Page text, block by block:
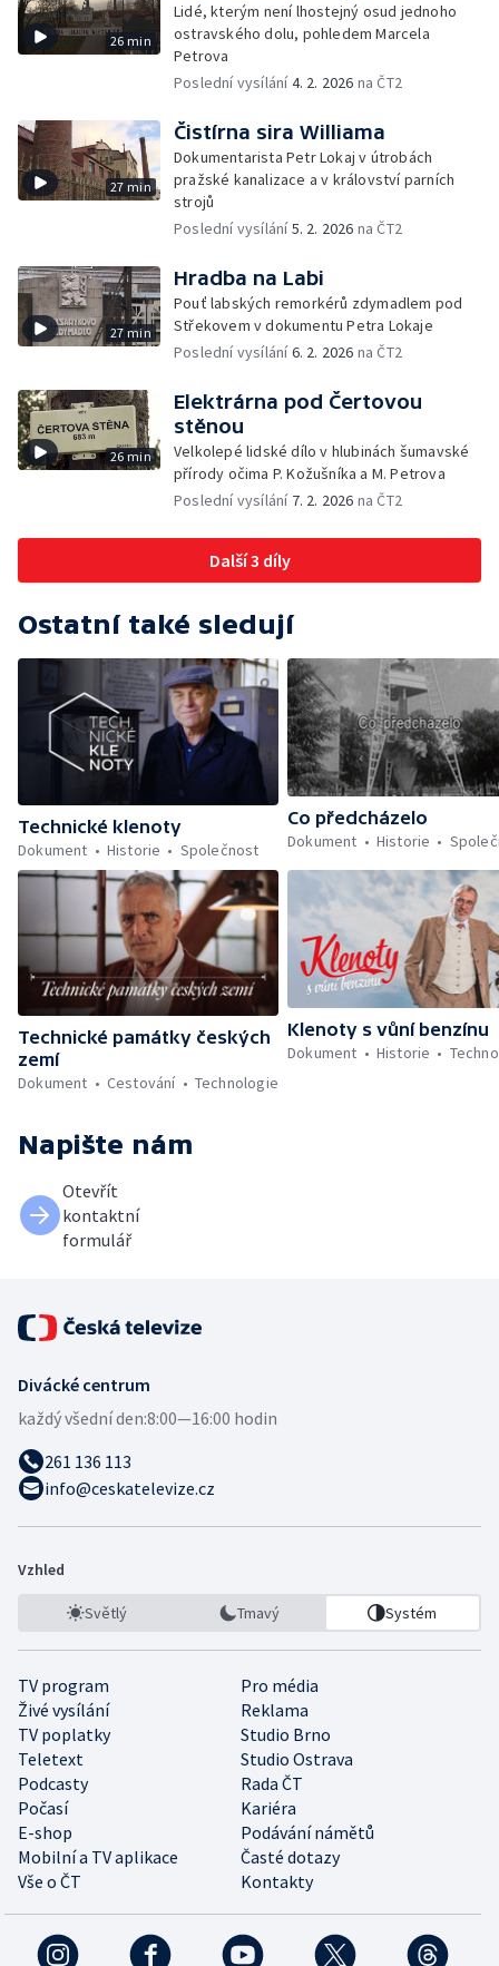
26 min
Lidé, kterým není lhostejný osud jednoho
ostravského dolu, pohledem Marcela
Petrova
Poslední vysílání4. 2. 2026 na ČT2
27 min
Čistírna sira Williama
Dokumentarista Petr Lokaj v útrobách
pražské kanalizace a v království parních
strojů
Poslední vysílání5. 2. 2026 na ČT2
27 min
Hradba na Labi
Pouť labských remorkérů zdymadlem pod
Střekovem v dokumentu Petra Lokaje
Poslední vysílání6. 2. 2026 na ČT2
26 min
Elektrárna pod Čertovou
stěnou
Velkolepé lidské dílo v hlubinách šumavské
přírody očima P. Kožušníka a M. Petrova
Poslední vysílání 7. 2. 2026 na ČT2
Další 3 díly
Ostatní také sledují
Technické klenoty
Dokument
Historie Společnost
Co předcházelo
Dokument
Historie
Technické památky českých
zemí
Dokument
Cestování Technologie
Klenoty s vůní benzínu
Dokument
Historie
Napište nám
Otevřít
kontaktní
formulář
Divácké centrum
každý všední den:8:00—16:00 hodin
261 136 113
info@ceskatelevize.cz
Vzhled
Světlý Tmavý Systém
TV program
Pro média
Živé vysílání
Reklama
TV poplatky
Studio Brno
Teletext
Studio Ostrava
Podcasty
Rada ČT
Počasí
Kariéra
E-shop
Podávání námětů
Mobilní a TV aplikace
Časté dotazy
Vše o ČT
Kontakty